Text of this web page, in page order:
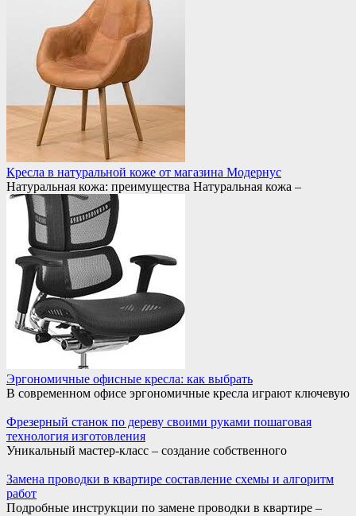
Кресла в натуральной коже от магазина Модернус
Натуральная кожа: преимущества Натуральная кожа –
Эргономичные офисные кресла: как выбрать
В современном офисе эргономичные кресла играют ключевую
Фрезерный станок по дереву своими руками пошаговая
технология изготовления
Уникальный мастер-класс – создание собственного
Замена проводки в квартире составление схемы и алгоритм
работ
Подробные инструкции по замене проводки в квартире –